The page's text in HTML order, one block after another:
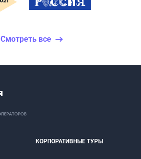
Смотреть все
КОРПОРАТИВНЫЕ ТУРЫ